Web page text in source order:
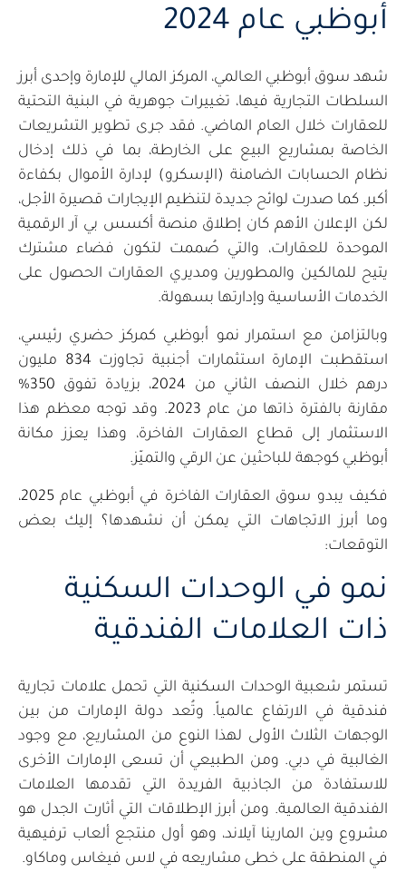
أبوظبي عام 2024
شهد سوق أبوظبي العالمي، المركز المالي للإمارة وإحدى أبرز
السلطات التجارية فيها، تغييرات جوهرية في البنية التحتية
للعقارات خلال العام الماضي. فقد جرى تطوير التشريعات
الخاصة بمشاريع البيع على الخارطة، بما في ذلك إدخال
نظام الحسابات الضامنة (الإسكرو) لإدارة الأموال بكفاءة
أكبر. كما صدرت لوائح جديدة لتنظيم الإيجارات قصيرة الأجل،
لكن الإعلان الأهم كان إطلاق منصة أكسس بي آر الرقمية
الموحدة للعقارات، والتي صُممت لتكون فضاء مشترك
يتيح للمالكين والمطورين ومديري العقارات الحصول على
الخدمات الأساسية وإدارتها بسهولة.
وبالتزامن مع استمرار نمو أبوظبي كمركز حضري رئيسي،
استقطبت الإمارة استثمارات أجنبية تجاوزت 834 مليون
درهم خلال النصف الثاني من 2024، بزيادة تفوق 350%
مقارنة بالفترة ذاتها من عام 2023. وقد توجه معظم هذا
الاستثمار إلى قطاع العقارات الفاخرة، وهذا يعزز مكانة
أبوظبي كوجهة للباحثين عن الرقي والتميّز.
فكيف يبدو سوق العقارات الفاخرة في أبوظبي عام 2025،
وما أبرز الاتجاهات التي يمكن أن نشهدها؟ إليك بعض
التوقعات:
نمو في الوحدات السكنية
ذات العلامات الفندقية
تستمر شعبية الوحدات السكنية التي تحمل علامات تجارية
فندقية في الارتفاع عالمياً. وتُعد دولة الإمارات من بين
الوجهات الثلاث الأولى لهذا النوع من المشاريع، مع وجود
الغالبية في دبي. ومن الطبيعي أن تسعى الإمارات الأخرى
للاستفادة من الجاذبية الفريدة التي تقدمها العلامات
الفندقية العالمية. ومن أبرز الإطلاقات التي أثارت الجدل هو
مشروع وين المارينا آيلاند، وهو أول منتجع ألعاب ترفيهية
في المنطقة على خطى مشاريعه في لاس فيغاس وماكاو.